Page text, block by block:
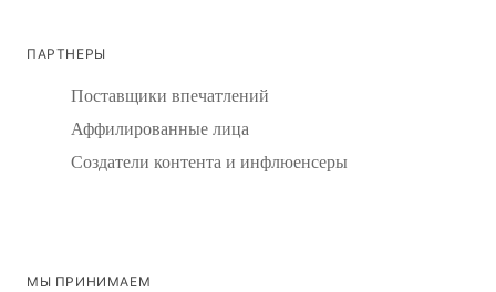
ПАРТНЕРЫ
Поставщики впечатлений
Аффилированные лица
Создатели контента и инфлюенсеры
МЫ ПРИНИМАЕМ